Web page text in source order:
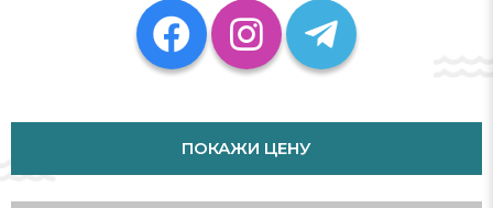
Notre Dame Cathedral is 45 km from the apartment,
while Sainte-Chapelle is 45 km away. The nearest airport
is Paris - Charles de Gaulle Airport, 26 km from
parties. Please inform Appartement spacieux
DisneyLand - La Vallée Village - 6 personnes - 60m2 in
advance of your expected arrival time. You can use the
ПОКАЖИ ЦЕНУ